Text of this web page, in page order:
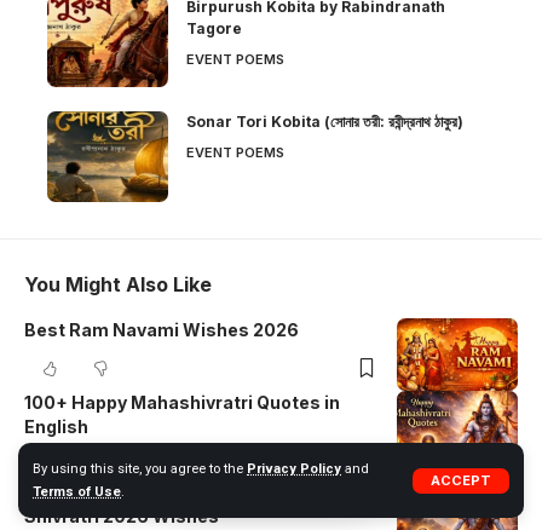
By using this site, you agree to the Privacy Policy and
Terms of Use.
ACCEPT
Birpurush Kobita by Rabindranath
Tagore
EVENT POEMS
Sonar Tori Kobita (সোনার তরী: রবীন্দ্রনাথ ঠাকুর)
EVENT POEMS
You Might Also Like
Best Ram Navami Wishes 2026
100+ Happy Mahashivratri Quotes in
English
Happy Mahashivratri Quotes in Hindi |
Shivratri 2026 Wishes